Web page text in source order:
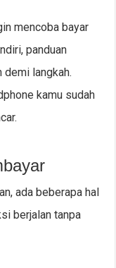
mencoba bayar
panduan
langkah.
kamu sudah
ada beberapa hal
berjalan tanpa